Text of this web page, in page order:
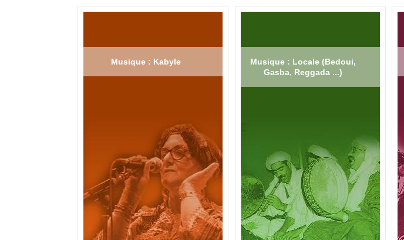
Musique : Kabyle
Musique : Locale (Bedoui,
Gasba, Reggada ...)